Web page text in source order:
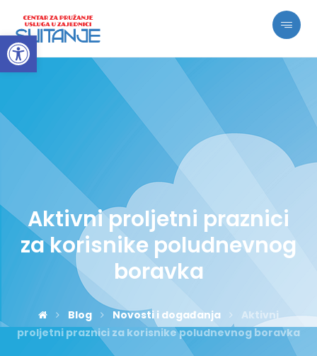
Open toolbar
Aktivni proljetni praznici
za korisnike poludnevnog
boravka
Blog Novosti i događanja
Aktivni
proljetni praznici za korisnike poludnevnog boravka